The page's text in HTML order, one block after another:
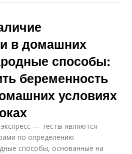
в домашних
способы:
беременность
условиях
— тесты являются
по определению
способы, основанные на